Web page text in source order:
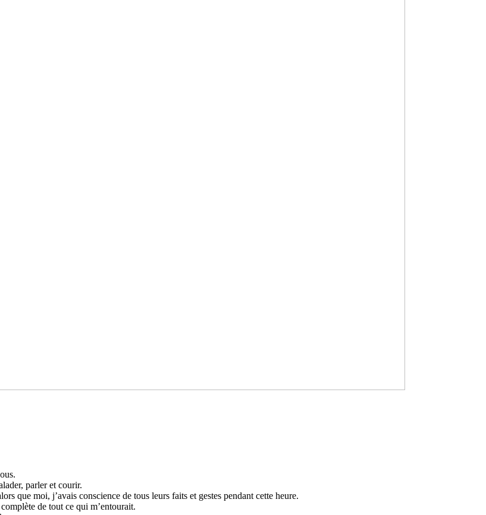
parler et courir.
que moi, j’avais cons­cience de tous leurs faits et gestes pen­dant cette heure.
de tout ce qui m’entou­rait.